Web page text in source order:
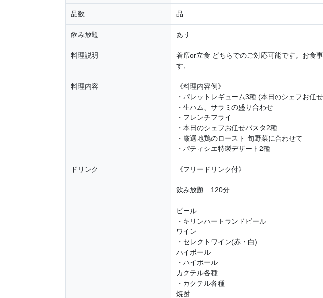
品数 品
飲み放題 あり
料理説明
着席or立食 どちらでのご対応可能です。お食
す。
料理内容
《料理内容例》
・パレットレギューム3種 (本日のシェフお任
・生ハム、サラミの盛り合わせ
・フレンチフライ
・本日のシェフお任せパスタ2種
・厳選地鶏のロースト 旬野菜に合わせて
・パティシエ特製デザート2種
ドリンク 《フリードリンク付》
飲み放題 120分
ビール
・キリンハートランドビール
ワイン
・セレクトワイン(赤・白)
ハイボール
・ハイボール
カクテル各種
・カクテル各種
焼酎